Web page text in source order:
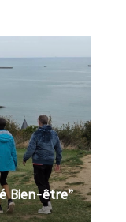
Bien-être”